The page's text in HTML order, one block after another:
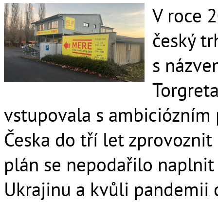
V roce
český
s
vstupovala s
Česka do tří let
plán se nepodařilo
Ukrajinu a kvůli pandemii